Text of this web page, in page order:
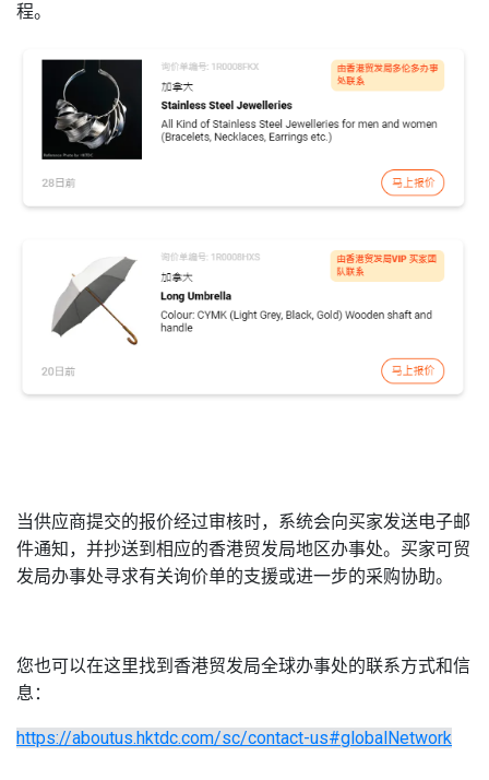
程。
当供应商提交的报价经过审核时，系统会向买家发送电子邮
件通知，并抄送到相应的香港贸发局地区办事处。买家可贸
发局办事处寻求有关询价单的支援或进一步的采购协助。
您也可以在这里找到香港贸发局全球办事处的联系方式和信
息：
https://aboutus.hktdc.com/sc/contact-us#globalNetwork